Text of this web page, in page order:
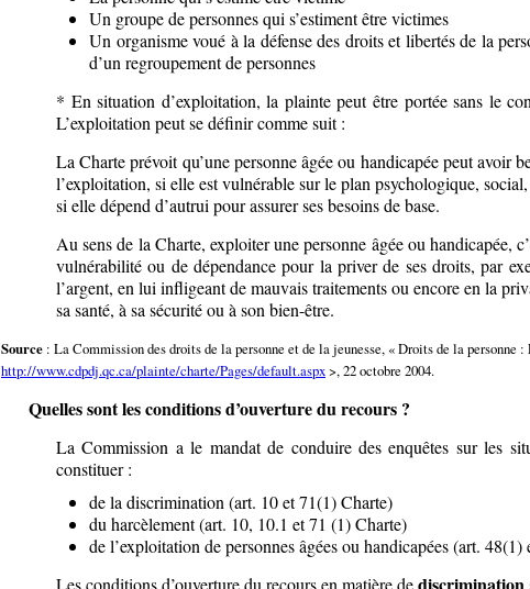
Un groupe de personnes qui s’estiment être victimes
Un organisme voué à la défense des droits et libertés de la
d’un regroupement de personnes
* En situation d’exploitation, la plainte peut être portée sans le
L’exploitation peut se définir comme suit :
La Charte prévoit qu’une personne âgée ou handicapée peut avoir
l’exploitation, si elle est vulnérable sur le plan psychologique,
si elle dépend d’autrui pour assurer ses besoins de base.
Au sens de la Charte, exploiter une personne âgée ou handicapée,
vulnérabilité ou de dépendance pour la priver de ses droits, par
l’argent, en lui infligeant de mauvais traitements ou encore en la
sa santé, à sa sécurité ou à son bien-être.
Source : La Commission des droits de la personne et de la jeunesse, « Droits de la personne
http://www.cdpdj.qc.ca/plainte/charte/Pages/default.aspx>, 22 octobre 2004.
Quelles sont les conditions d’ouverture du recours ?
La Commission a le mandat de conduire des enquêtes sur les
constituer :
de la discrimination (art. 10 et 71(1) Charte)
du harcèlement (art. 10, 10.1 et 71 (1) Charte)
de l’exploitation de personnes âgées ou handicapées (art.
Les conditions d’ouverture du recours en matière de